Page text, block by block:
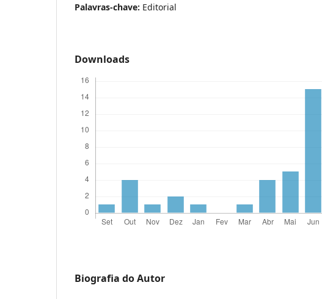
Palavras-chave: Editorial
Downloads
Biografia do Autor